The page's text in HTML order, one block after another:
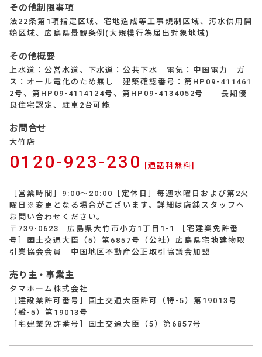
その他制限事項
法22条第1項指定区域、宅地造成等工事規制区域、汚水供用開
始区域、広島県景観条例(大規模行為届出対象地域)
その他概要
上水道：公営水道、下水道：公共下水 電気：中国電力 ガ
ス：オール電化のため無し 建築確認番号：第HP09-411461
2号、第HP09-4114124号、第HP09-4134052号 長期優
良住宅認定、駐車2台可能
お問合せ
大竹店
0120-923-230 [通話料無料]
［営業時間］9:00～20:00［定休日］毎週水曜日および第2火
曜日※変更となる場合がございます。詳細は店舗スタッフへ
お問い合わせください。
〒739-0623 広島県大竹市小方1丁目1-1 ［宅建業免許番
号］国土交通大臣（5）第6857号（公社）広島県宅地建物取
引業協会会員 中国地区不動産公正取引協議会加盟
売り主・事業主
タマホーム株式会社
［建設業許可番号］国土交通大臣許可（特-5）第19013号
（般-5）第19013号
［宅建業免許番号］国土交通大臣（5）第6857号